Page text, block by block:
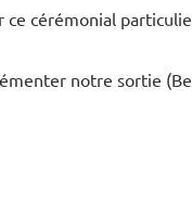
ce cérémonial
notre sortie